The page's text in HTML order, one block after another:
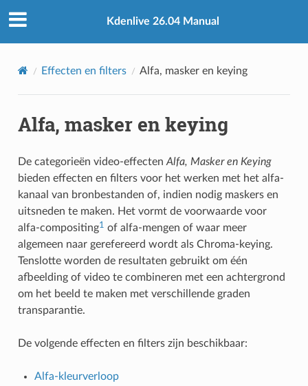
Kdenlive 26.04 Manual
Effecten en filters Alfa, masker en keying
Alfa, masker en keying
De categorieën video-effecten Alfa, Masker en Keying
bieden effecten en filters voor het werken met het alfa-
kanaal van bronbestanden of, indien nodig maskers en
uitsneden te maken. Het vormt de voorwaarde voor
alfa-compositing1
of alfa-mengen of waar meer
algemeen naar gerefereerd wordt als Chroma-keying.
Tenslotte worden de resultaten gebruikt om één
afbeelding of video te combineren met een achtergrond
om het beeld te maken met verschillende graden
transparantie.
De volgende effecten en filters zijn beschikbaar:
Alfa-kleurverloop